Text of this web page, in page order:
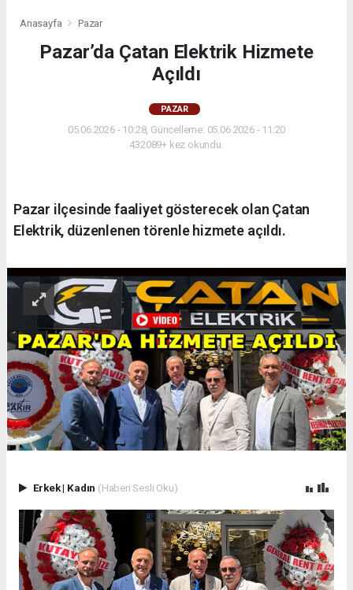
Anasayfa Pazar
Pazar’da Çatan Elektrik Hizmete
Açıldı
PAZAR
05.06.2026 - 10:28, Güncelleme: 05.06.2026 - 11:20
432089+ kez okundu.
Pazar ilçesinde faaliyet gösterecek olan Çatan
Elektrik, düzenlenen törenle hizmete açıldı.
Erkek| Kadın (Haberi Sesli Oku)